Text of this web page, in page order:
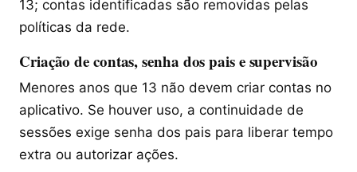
13; contas identificadas são removidas pelas
políticas da rede.
Criação de contas, senha dos pais e supervisão
Menores anos que 13 não devem criar contas no
aplicativo. Se houver uso, a continuidade de
sessões exige senha dos pais para liberar tempo
extra ou autorizar ações.